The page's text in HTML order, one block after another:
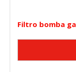
Filtro bomba